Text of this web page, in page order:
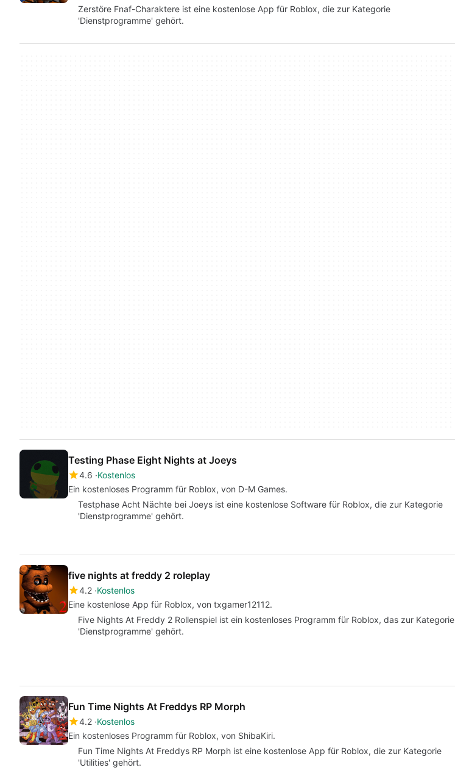
Zerstöre Fnaf-Charaktere ist eine kostenlose App für Roblox, die zur Kategorie
'Dienstprogramme' gehört.
Testing Phase Eight Nights at Joeys
4.6 Kostenlos
Ein kostenloses Programm für Roblox, von D-M Games.
Testphase Acht Nächte bei Joeys ist eine kostenlose Software für Roblox, die zur Kategorie
'Dienstprogramme' gehört.
five nights at freddy 2 roleplay
4.2 Kostenlos
Eine kostenlose App für Roblox, von txgamer12112.
Five Nights At Freddy 2 Rollenspiel ist ein kostenloses Programm für Roblox, das zur Kategorie
'Dienstprogramme' gehört.
Fun Time Nights At Freddys RP Morph
4.2 Kostenlos
Ein kostenloses Programm für Roblox, von ShibaKiri.
Fun Time Nights At Freddys RP Morph ist eine kostenlose App für Roblox, die zur Kategorie
'Utilities' gehört.